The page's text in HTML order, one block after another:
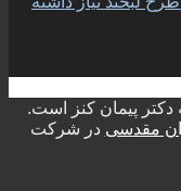
دکتر پیمان کنز است.
مقدسی در شرکت